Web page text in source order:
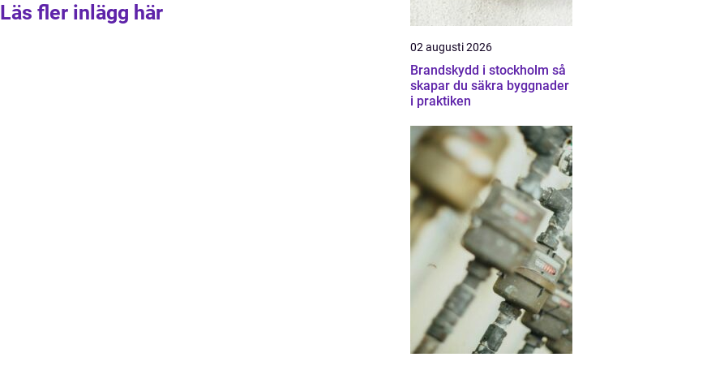
Läs fler inlägg här
02 augusti 2026
Brandskydd i stockholm så
skapar du säkra byggnader
i praktiken